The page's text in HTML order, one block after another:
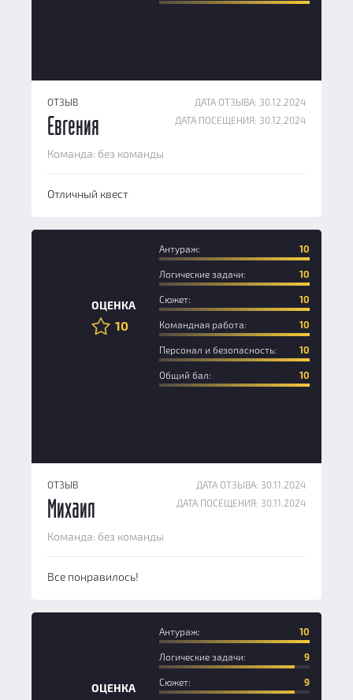
ОТЗЫВ
ДАТА ОТЗЫВА: 30.12.2024
ДАТА ПОСЕЩЕНИЯ: 30.12.2024
Евгения
Команда: без команды
Отличный квест
ОЦЕНКА
10
Антураж: 10
Логические задачи: 10
Сюжет: 10
Командная работа: 10
Персонал и безопасность: 10
Общий бал: 10
ОТЗЫВ
ДАТА ОТЗЫВА: 30.11.2024
ДАТА ПОСЕЩЕНИЯ: 30.11.2024
Михаил
Команда: без команды
Все понравилось!
ОЦЕНКА
Антураж: 10
Логические задачи: 9
Сюжет: 9